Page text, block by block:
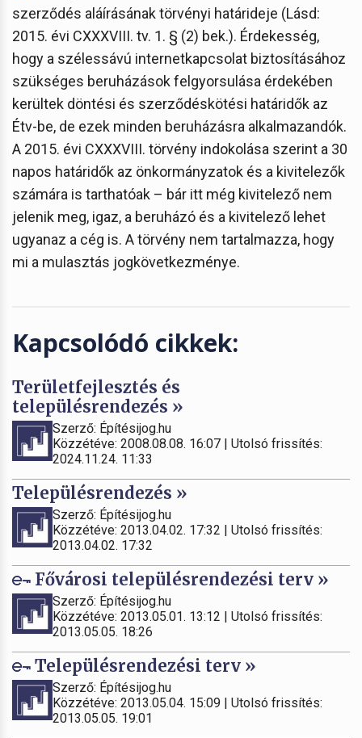
szerződés aláírásának törvényi határideje (Lásd:
2015. évi CXXXVIII. tv. 1. § (2) bek.). Érdekesség,
hogy a szélessávú internetkapcsolat biztosításához
szükséges beruházások felgyorsulása érdekében
kerültek döntési és szerződéskötési határidők az
Étv-be, de ezek minden beruházásra alkalmazandók.
A 2015. évi CXXXVIII. törvény indokolása szerint a 30
napos határidők az önkormányzatok és a kivitelezők
számára is tarthatóak – bár itt még kivitelező nem
jelenik meg, igaz, a beruházó és a kivitelező lehet
ugyanaz a cég is. A törvény nem tartalmazza, hogy
mi a mulasztás jogkövetkezménye.
Kapcsolódó cikkek:
Területfejlesztés és
településrendezés »
Szerző: Építésijog.hu
Közzétéve: 2008.08.08. 16:07 | Utolsó frissítés:
2024.11.24. 11:33
Településrendezés »
Szerző: Építésijog.hu
Közzétéve: 2013.04.02. 17:32 | Utolsó frissítés:
2013.04.02. 17:32
Fővárosi településrendezési terv »
Szerző: Építésijog.hu
Közzétéve: 2013.05.01. 13:12 | Utolsó frissítés:
2013.05.05. 18:26
Településrendezési terv »
Szerző: Építésijog.hu
Közzétéve: 2013.05.04. 15:09 | Utolsó frissítés:
2013.05.05. 19:01